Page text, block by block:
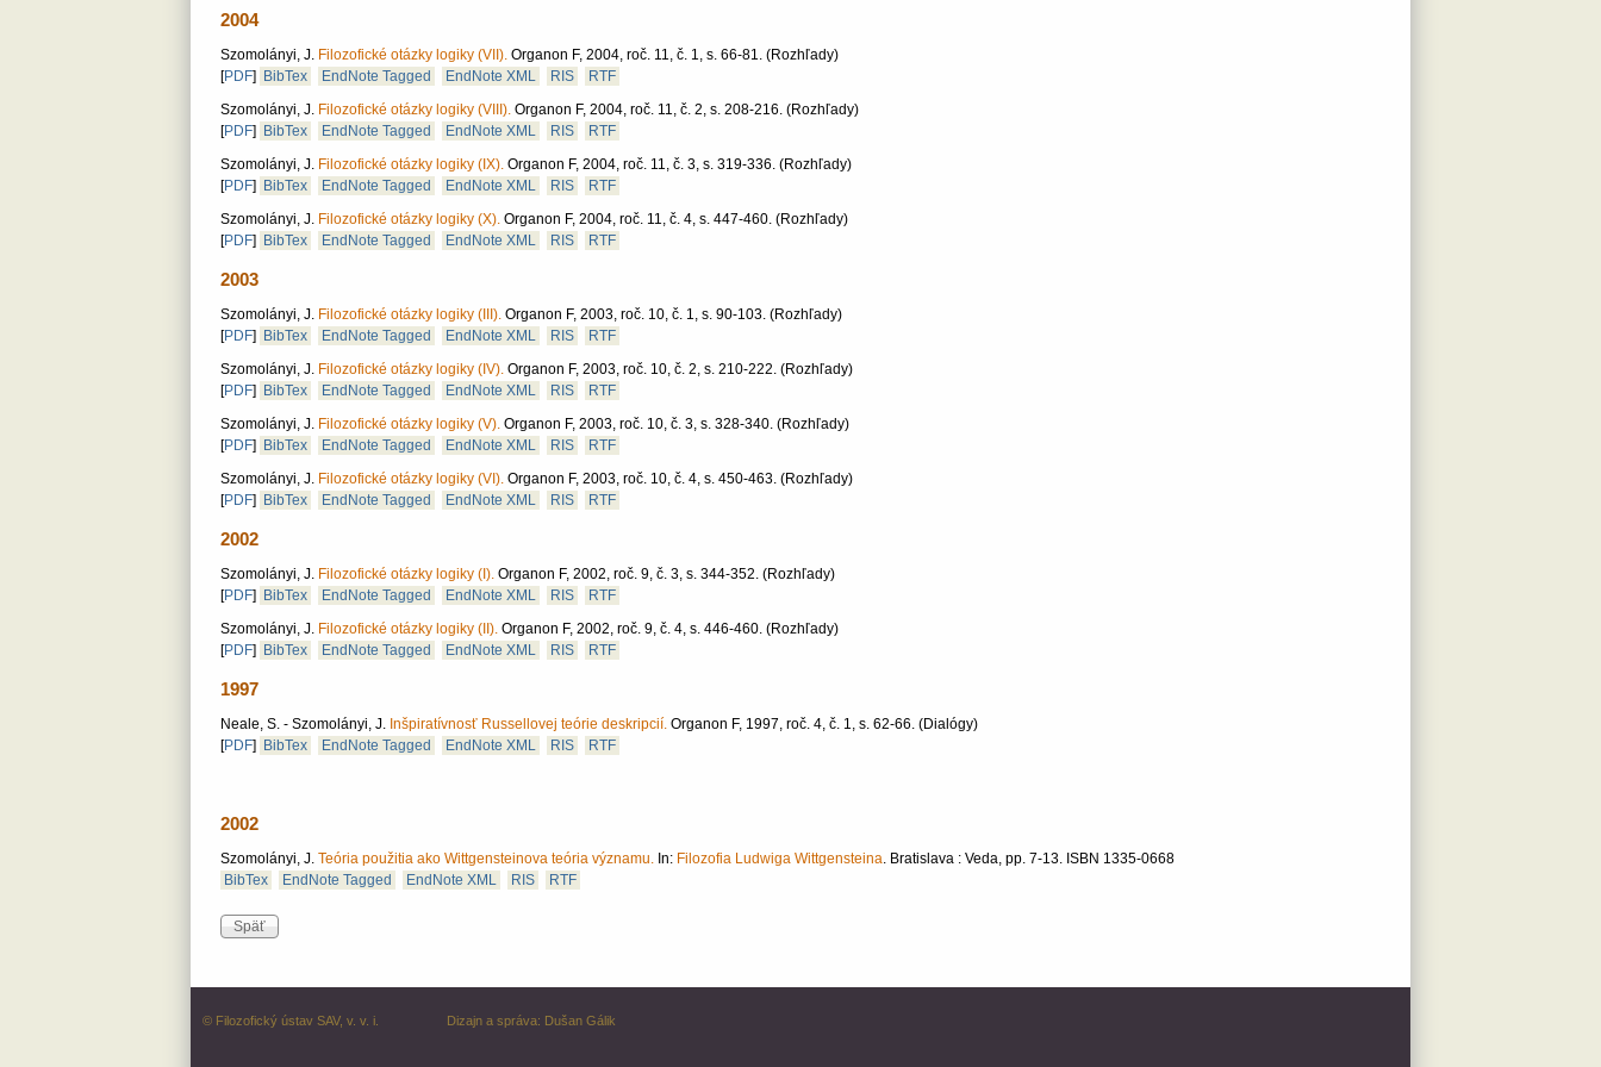
2004
Szomolányi, J. Filozofické otázky logiky (VII). Organon F, 2004, roč. 11, č. 1, s. 66-81. (Rozhľady)
[PDF] BibTex EndNote Tagged EndNote XML RIS
RTF
Szomolányi, J. Filozofické otázky logiky (VIII). Organon F, 2004, roč. 11, č. 2, s. 208-216. (Rozhľady)
[PDF] BibTex EndNote Tagged EndNote XML RIS
RTF
Szomolányi, J. Filozofické otázky logiky (IX). Organon F, 2004, roč. 11, č. 3, s. 319-336. (Rozhľady)
[PDF] BibTex EndNote Tagged EndNote XML RIS
RTF
Szomolányi, J. Filozofické otázky logiky (X). Organon F, 2004, roč. 11, č. 4, s. 447-460. (Rozhľady)
[PDF] BibTex EndNote Tagged EndNote XML RIS RTF
2003
Szomolányi, J. Filozofické otázky logiky (III). Organon F, 2003, roč. 10, č. 1, s. 90-103. (Rozhľady)
[PDF] BibTex EndNote Tagged EndNote XML RIS
RTF
Szomolányi, J. Filozofické otázky logiky (IV). Organon F, 2003, roč. 10, č. 2, s. 210-222. (Rozhľady)
[PDF] BibTex EndNote Tagged EndNote XML RIS
RTF
Szomolányi, J. Filozofické otázky logiky (V). Organon F, 2003, roč. 10, č. 3, s. 328-340. (Rozhľady)
[PDF] BibTex EndNote Tagged EndNote XML RIS
RTF
Szomolányi, J. Filozofické otázky logiky (VI). Organon F, 2003, roč. 10, č. 4, s. 450-463. (Rozhľady)
[PDF] BibTex EndNote Tagged EndNote XML RIS RTF
2002
Szomolányi, J. Filozofické otázky logiky (I). Organon F, 2002, roč. 9, č. 3, s. 344-352. (Rozhľady)
[PDF] BibTex EndNote Tagged EndNote XML RIS
RTF
Szomolányi, J. Filozofické otázky logiky (II). Organon F, 2002, roč. 9, č. 4, s. 446-460. (Rozhľady)
[PDF] BibTex EndNote Tagged EndNote XML RIS RTF
1997
Neale, S. - Szomolányi, J. Inšpiratívnosť Russellovej teórie deskripcií. Organon F, 1997, roč. 4, č. 1, s. 62-66. (Dialógy)
[PDF] BibTex EndNote Tagged EndNote XML RIS RTF
2002
Szomolányi, J. Teória použitia ako Wittgensteinova teória významu. In: Filozofia Ludwiga Wittgensteina Bratislava : Veda, pp. 7-13. ISBN 1335-0668
BibTex
EndNote Tagged EndNote XML RIS RTF
© Filozofický ústav SAV, v. v. i. Dizajn a správa: Dušan Gálik